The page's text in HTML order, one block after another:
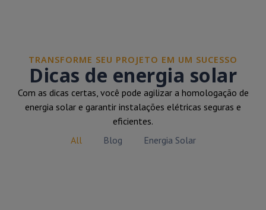
TRANSFORME SEU PROJETO EM UM SUCESSO
Dicas de energia solar
Com as dicas certas, você pode agilizar a homologação de
energia solar e garantir instalações elétricas seguras e
eficientes.
All
Blog Energia Solar